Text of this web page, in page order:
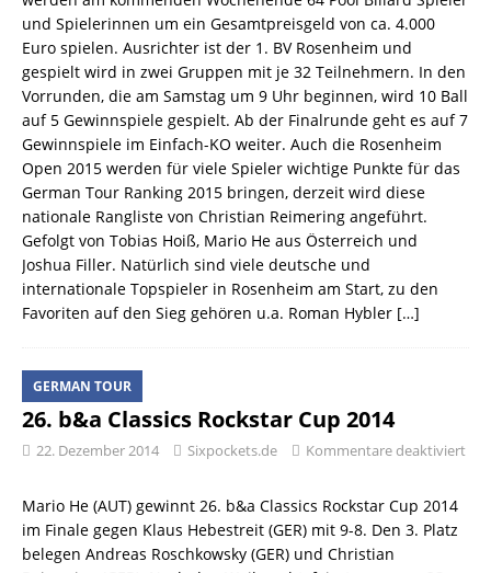
und Spielerinnen um ein Gesamtpreisgeld von ca. 4.000
Euro spielen. Ausrichter ist der 1. BV Rosenheim und
gespielt wird in zwei Gruppen mit je 32 Teilnehmern. In den
Vorrunden, die am Samstag um 9 Uhr beginnen, wird 10 Ball
auf 5 Gewinnspiele gespielt. Ab der Finalrunde geht es auf 7
Gewinnspiele im Einfach-KO weiter. Auch die Rosenheim
Open 2015 werden für viele Spieler wichtige Punkte für das
German Tour Ranking 2015 bringen, derzeit wird diese
nationale Rangliste von Christian Reimering angeführt.
Gefolgt von Tobias Hoiß, Mario He aus Österreich und
Joshua Filler. Natürlich sind viele deutsche und
internationale Topspieler in Rosenheim am Start, zu den
Favoriten auf den Sieg gehören u.a. Roman Hybler […]
GERMAN TOUR
26. b&a Classics Rockstar Cup 2014
22. Dezember 2014 Sixpockets.de Kommentare deaktiviert
Mario He (AUT) gewinnt 26. b&a Classics Rockstar Cup 2014
im Finale gegen Klaus Hebestreit (GER) mit 9-8. Den 3. Platz
belegen Andreas Roschkowsky (GER) und Christian